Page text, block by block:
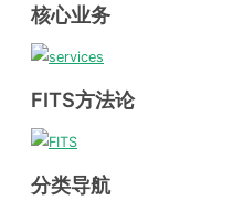
核心业务
FITS方法论
分类导航